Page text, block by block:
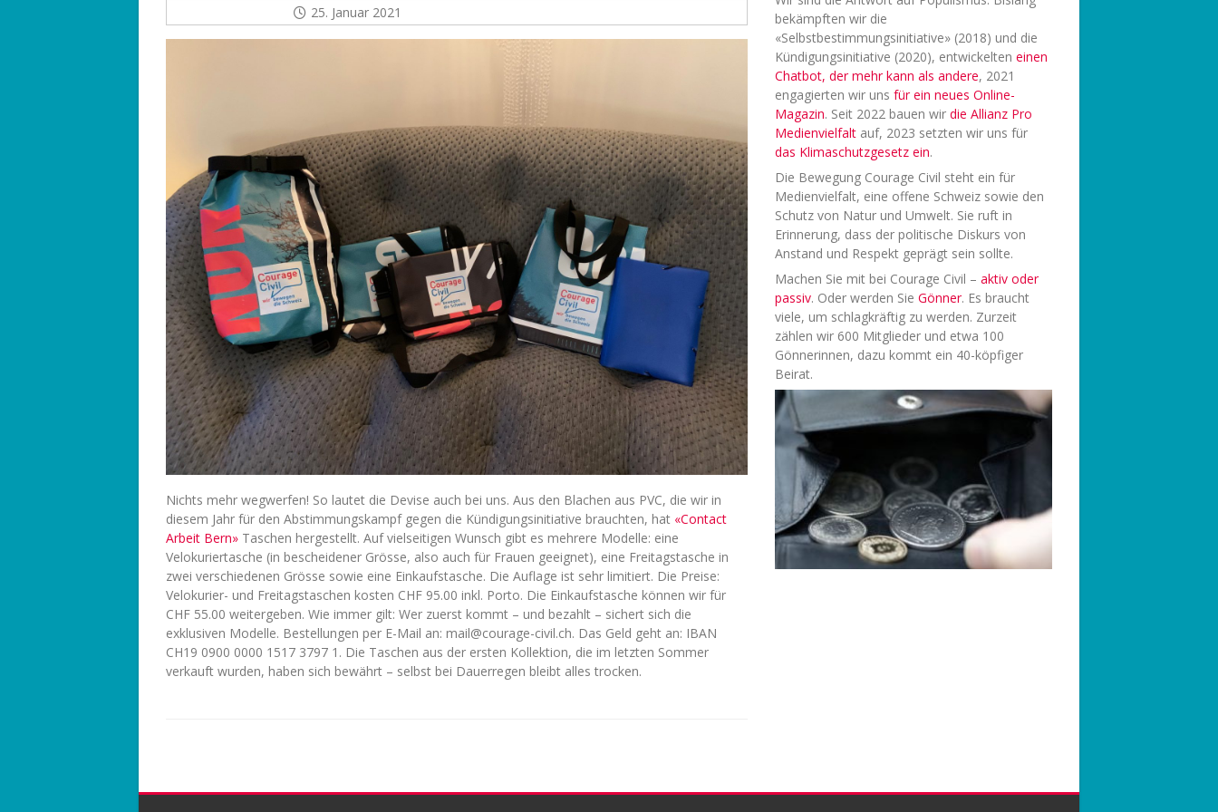
25. Januar 2021
Nichts mehr wegwerfen! So lautet die Devise auch bei uns. Aus den Blachen aus PVC, die wir in
diesem Jahr für den Abstimmungskampf gegen die Kündigungsinitiative brauchten, hat «Contact
Arbeit Bern» Taschen hergestellt. Auf vielseitigen Wunsch gibt es mehrere Modelle: eine
Velokuriertasche (in bescheidener Grösse, also auch für Frauen geeignet), eine Freitagstasche in
zwei verschiedenen Grösse sowie eine Einkaufstasche. Die Auflage ist sehr limitiert. Die Preise:
Velokurier- und Freitagstaschen kosten CHF 95.00 inkl. Porto. Die Einkaufstasche können wir für
CHF 55.00 weitergeben. Wie immer gilt: Wer zuerst kommt – und bezahlt – sichert sich die
exklusiven Modelle. Bestellungen per E-Mail an: mail@courage-civil.ch. Das Geld geht an: IBAN
CH19 0900 0000 1517 3797 1. Die Taschen aus der ersten Kollektion, die im letzten Sommer
verkauft wurden, haben sich bewährt – selbst bei Dauerregen bleibt alles trocken.
bekämpften wir die
«Selbstbestimmungsinitiative» (2018) und die
Kündigungsinitiative (2020), entwickelteneinen
Chatbot, der mehr kann als andere, 2021
engagierten wir unsfür ein neues Online-
Magazin. Seit 2022 bauen wirdie Allianz Pro
Medienvielfalt auf, 2023 setzten wir uns für
das Klimaschutzgesetz ein.
Die Bewegung Courage Civil steht ein für
Medienvielfalt, eine offene Schweiz sowie den
Schutz von Natur und Umwelt. Sie ruft in
Erinnerung, dass der politische Diskurs von
Anstand und Respekt geprägt sein sollte.
Machen Sie mit bei Courage Civil –aktiv oder
passiv. Oder werden SieGönner. Es braucht
viele, um schlagkräftig zu werden. Zurzeit
zählen wir 600 Mitglieder und etwa 100
Gönnerinnen, dazu kommt ein 40-köpfiger
Beirat.